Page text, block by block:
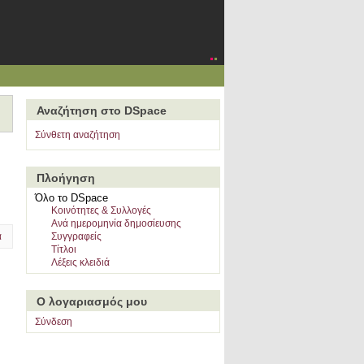
Αναζήτηση στο DSpace
Σύνθετη αναζήτηση
Πλοήγηση
Όλο το DSpace
Κοινότητες & Συλλογές
Ανά ημερομηνία δημοσίευσης
Συγγραφείς
Τίτλοι
Λέξεις κλειδιά
Ο λογαριασμός μου
Σύνδεση